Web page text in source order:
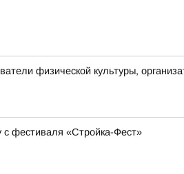
физической культуры,
с фестиваля «Стройка-Фест»